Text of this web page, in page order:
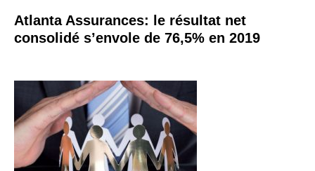
Atlanta Assurances: le résultat net
consolidé s’envole de 76,5% en 2019